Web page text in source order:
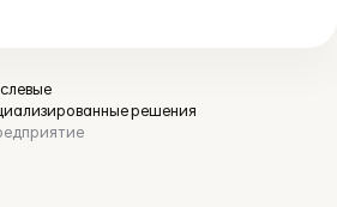
решения